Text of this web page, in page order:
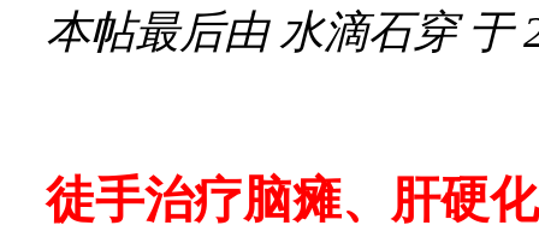
本帖最后由 水滴石穿 于
徒手治疗脑瘫、肝硬